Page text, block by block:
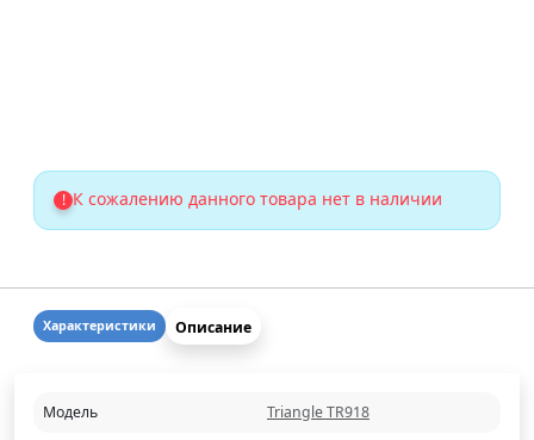
! К сожалению данного товара нет в наличии
Характеристики Описание
Модель
Triangle TR918